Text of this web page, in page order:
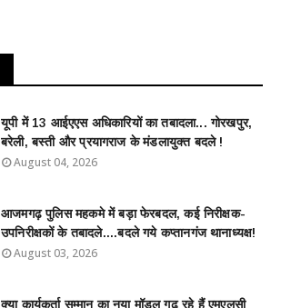
यूपी में 13 आईएएस अधिकारियों का तबादला... गोरखपुर,
बरेली, बस्ती और प्रयागराज के मंडलायुक्त बदले !
August 04, 2026
आजमगढ़ पुलिस महकमे में बड़ा फेरबदल, कई निरीक्षक-
उपनिरीक्षकों के तबादले....बदले गये कप्तानगंज थानाध्यक्ष!
August 03, 2026
क्या कार्यकर्ता सम्मान का नया मॉडल गढ़ रहे हैं एमएलसी